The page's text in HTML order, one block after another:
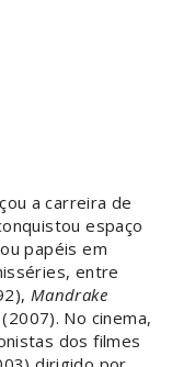
a carreira de
espaço
papéis em
entre
Mandrake
No cinema,
dos filmes